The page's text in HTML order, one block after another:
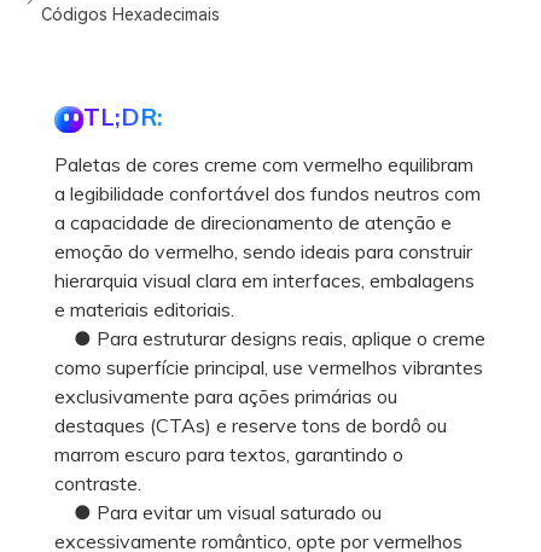
Códigos Hexadecimais
TL;DR:
Paletas de cores creme com vermelho equilibram
a legibilidade confortável dos fundos neutros com
a capacidade de direcionamento de atenção e
emoção do vermelho, sendo ideais para construir
hierarquia visual clara em interfaces, embalagens
e materiais editoriais.
● Para estruturar designs reais, aplique o creme
como superfície principal, use vermelhos vibrantes
exclusivamente para ações primárias ou
destaques (CTAs) e reserve tons de bordô ou
marrom escuro para textos, garantindo o
contraste.
● Para evitar um visual saturado ou
excessivamente romântico, opte por vermelhos